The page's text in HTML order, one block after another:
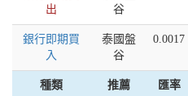
出
谷
銀行即期買
入
泰國盤
谷
0.0017
種類 推薦 匯率